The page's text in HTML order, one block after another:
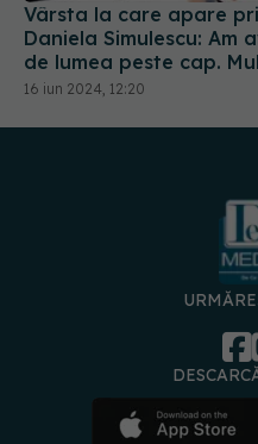
Vârsta la care apare
Daniela Simulescu: Am
de lumea peste cap.
multe clase de demoni
16 iun 2024, 12:20